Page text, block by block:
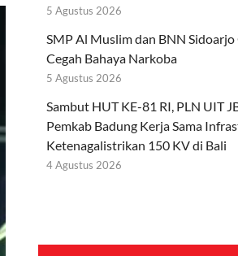
5 Agustus 2026
SMP Al Muslim dan BNN Sidoarjo
Cegah Bahaya Narkoba
5 Agustus 2026
Sambut HUT KE-81 RI, PLN UIT
Pemkab Badung Kerja Sama
Ketenagalistrikan 150 KV di Bali
4 Agustus 2026